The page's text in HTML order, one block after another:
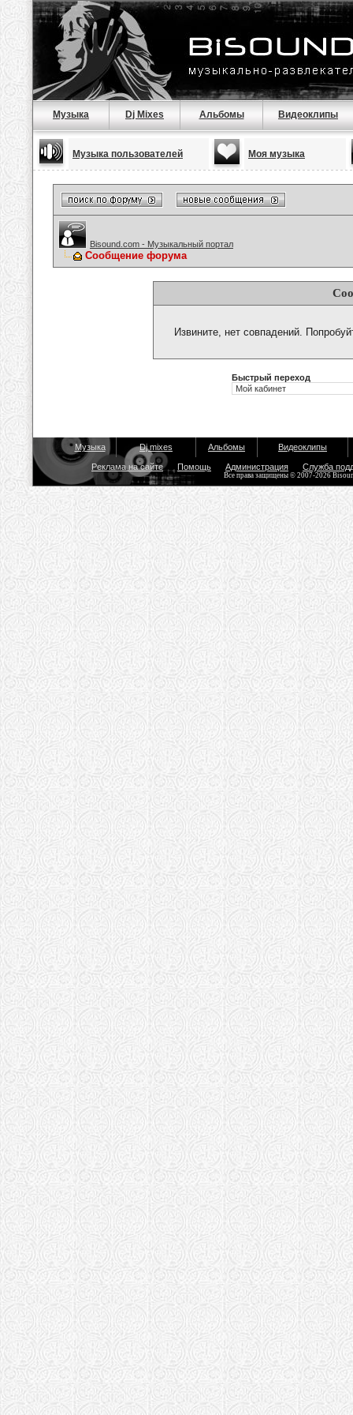
Музыка Dj Mixes Альбомы Видеоклипы
Музыка пользователей Моя музыка
Bisound.com - Музыкальный портал
Сообщение форума
Извините, нет совпадений.
Быстрый переход
Музыка Dj mixes Альбомы Видеоклипы
Реклама на сайте Помощь Администрация Служба
Все права защищены © 2007-2026